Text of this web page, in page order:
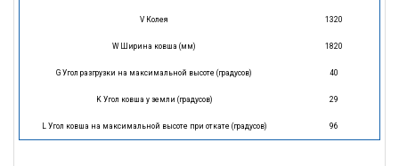
V Колея 1320
W Ширина ковша (мм) 1820
G Угол разгрузки на максимальной высоте (градусов) 40
K Угол ковша у земли (градусов) 29
L Угол ковша на максимальной высоте при откате (градусов) 96